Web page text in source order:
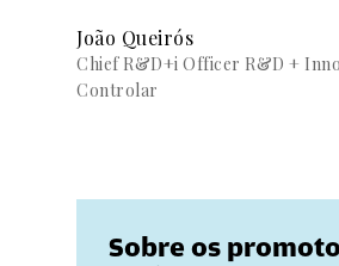
João Queirós
Chief R&D+i Officer R&D +
Controlar
Sobre os